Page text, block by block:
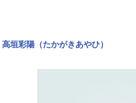
高垣彩陽（たかがきあやひ）